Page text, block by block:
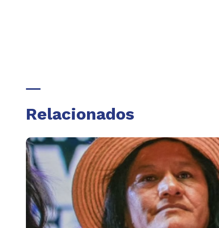
Relacionados